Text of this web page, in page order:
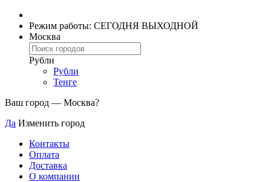
Режим работы: СЕГОДНЯ ВЫХОДНОЙ
Москва
Рубли
Рубли
Тенге
Ваш город — Москва?
Да Изменить город
Контакты
Оплата
Доставка
О компании